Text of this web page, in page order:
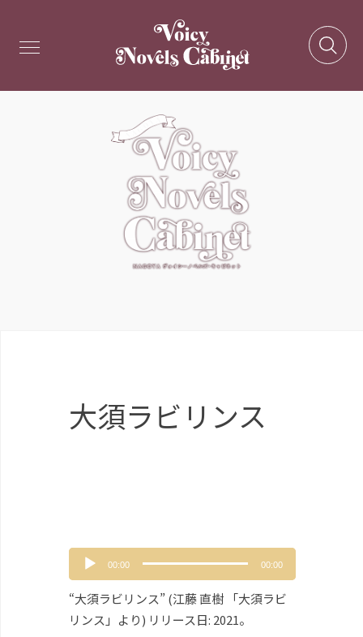
大須ラビリンス
声
プ
レ
ー
00:00 00:00
“大須ラビリンス” (江藤 直樹 「大須ラビ
リンス」より) リリース日: 2021。